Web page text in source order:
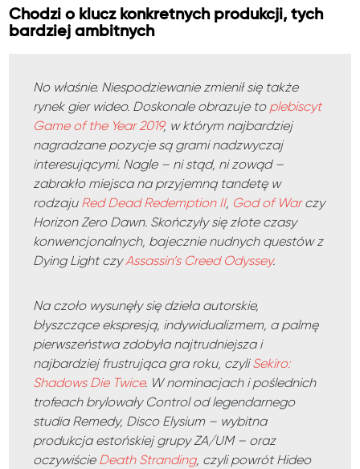
Chodzi o klucz konkretnych produkcji, tych
bardziej ambitnych
No właśnie. Niespodziewanie zmienił się także
rynek gier wideo. Doskonale obrazuje to plebiscyt
Game of the Year 2019, w którym najbardziej
nagradzane pozycje są grami nadzwyczaj
interesującymi. Nagle – ni stąd, ni zowąd –
zabrakło miejsca na przyjemną tandetę w
rodzaju Red Dead Redemption II, God of Warczy
Horizon Zero Dawn. Skończyły się złote czasy
konwencjonalnych, bajecznie nudnych questów z
Dying Light czyAssassin’s Creed Odyssey.
Na czoło wysunęły się dzieła autorskie,
błyszczące ekspresją, indywidualizmem, a palmę
pierwszeństwa zdobyła najtrudniejsza i
najbardziej frustrująca gra roku, czyliSekiro:
Shadows Die Twice. W nominacjach i poślednich
trofeach brylowały Control od legendarnego
studia Remedy, Disco Elysium – wybitna
produkcja estońskiej grupy ZA/UM – oraz
oczywiście Death Stranding, czyli powrót Hideo